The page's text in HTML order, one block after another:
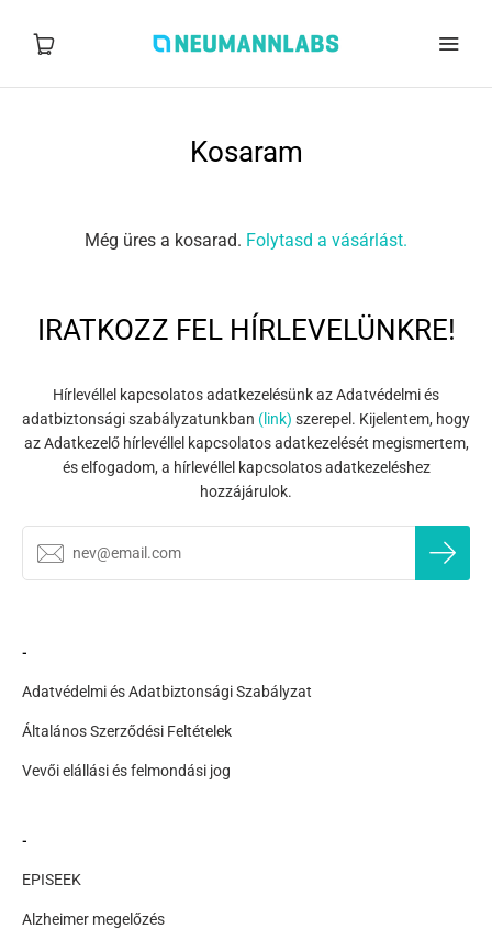
EPISEEK
Longevity tesztek
Vizsgálataink
Kapcsolat
AZ ÉN FIÓKOM
Kosaram
Még üres a kosarad. Folytasd a vásárlást.
IRATKOZZ FEL HÍRLEVELÜNKRE!
Hírlevéllel kapcsolatos adatkezelésünk az Adatvédelmi és
adatbiztonsági szabályzatunkban (link) szerepel. Kijelentem, hogy
az Adatkezelő hírlevéllel kapcsolatos adatkezelését megismertem,
és elfogadom, a hírlevéllel kapcsolatos adatkezeléshez
hozzájárulok.
-
Adatvédelmi és Adatbiztonsági Szabályzat
Általános Szerződési Feltételek
Vevői elállási és felmondási jog
-
EPISEEK
Alzheimer megelőzés